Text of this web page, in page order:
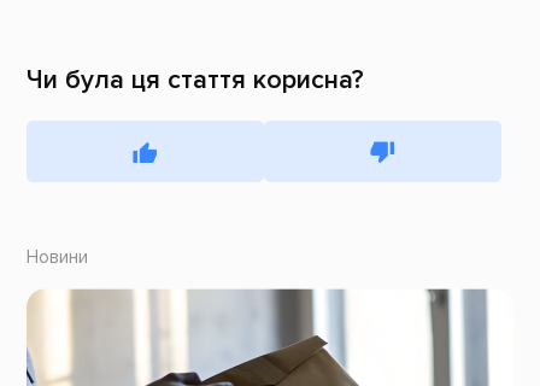
Чи була ця стаття корисна?
Новини